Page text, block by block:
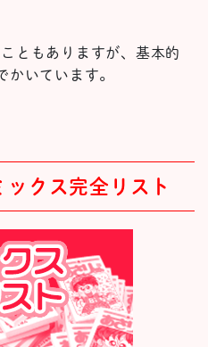
ともありますが、基本的
かいています。
クス完全リスト